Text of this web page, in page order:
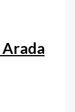
Arada